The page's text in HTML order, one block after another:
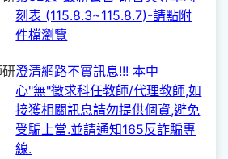
刻表 (115.8.3~115.8.7)-請點附
件檔瀏覽
澄清網路不實訊息!!! 本中
心"無"徵求科任教師/代理教師,如
接獲相關訊息請勿提供個資,避免
受騙上當.並請通知165反詐騙專
線.